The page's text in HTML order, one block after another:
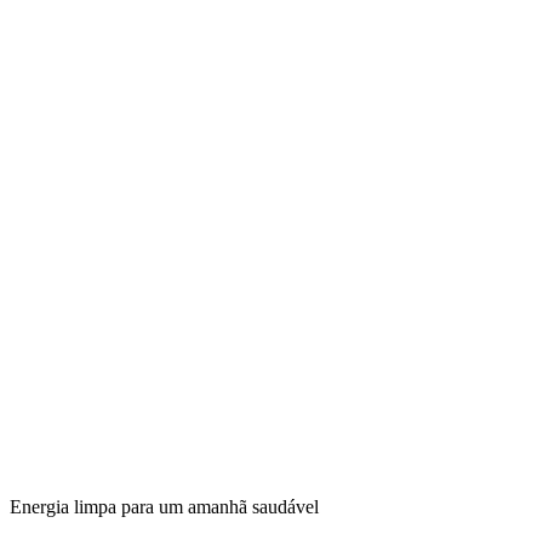
Energia limpa para um amanhã saudável